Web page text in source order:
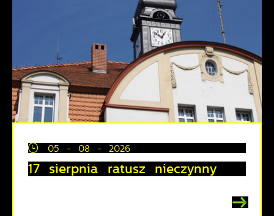
05 - 08 - 2026
17 sierpnia ratusz nieczynny